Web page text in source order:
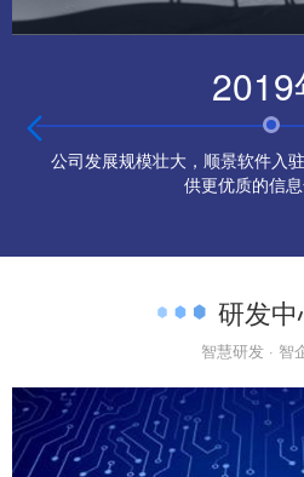
2019
公司发展规模壮大，顺景软件入
供更优质的信

研发
智慧研发 · 智